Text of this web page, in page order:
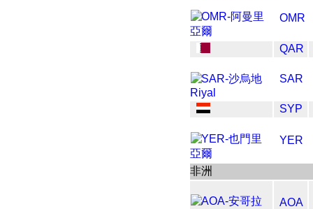
OMR
QAR
SAR
SYP
YER
非洲
AOA